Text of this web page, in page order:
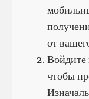
от
Войдите
чтобы